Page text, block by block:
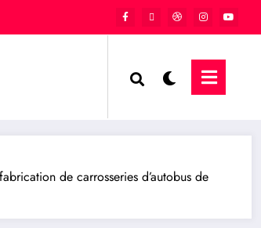
de carrosseries d’autobus de